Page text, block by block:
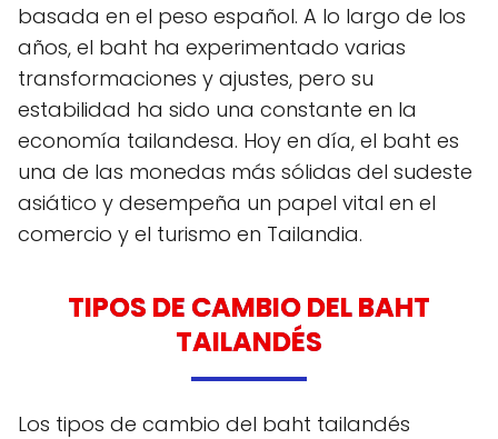
basada en el peso español. A lo largo de los
años, el baht ha experimentado varias
transformaciones y ajustes, pero su
estabilidad ha sido una constante en la
economía tailandesa. Hoy en día, el baht es
una de las monedas más sólidas del sudeste
asiático y desempeña un papel vital en el
comercio y el turismo en Tailandia.
TIPOS DE CAMBIO DEL BAHT
TAILANDÉS
Los tipos de cambio del baht tailandés